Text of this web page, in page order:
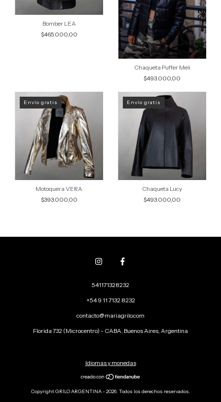
Bomber LEA
$465.000,00
Chaqueta Puffer Meli
$493.000,00
Envío gratis
Motoquera VERA
$393.000,00
Envío gratis
Chaqueta Lucy
$493.000,00
541171328232
+54 9 11 7132 8232
contacto@mariagrilo.com
Florida 732 (Microcentro) - CABA, Buenos Aires, Argentina
Idiomas y monedas
Copyright GRILO ARGENTINA - 2026. Todos los derechos reservados.